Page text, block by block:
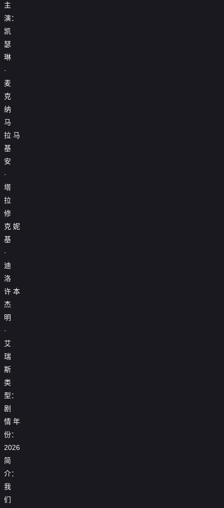
主
演：
凯
瑟
琳
·
麦
克
纳
马
拉 马
基
安
·
塔
拉
修
克 妮
基
·
迪
洛
许 本
杰
明
·
艾
瑞
斯
类
型：
剧
情 年
份：
2026
简
介：
我
们